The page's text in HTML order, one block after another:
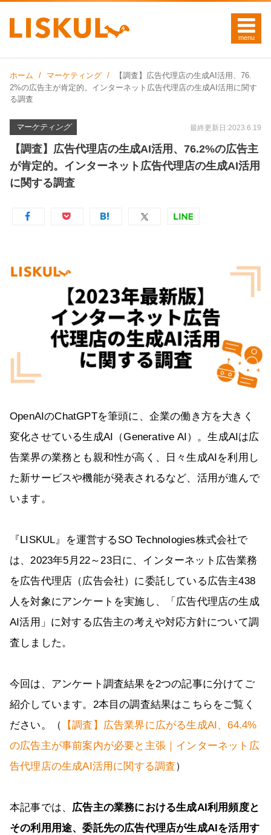
ホーム マーケティング
【調査】広告代理店の生成AI活用、76.
2%の広告主が肯定的。インターネット広告代理店の生成AI活用に関す
る調査
マーケティング 最終更新日:2023.6.19
【調査】広告代理店の生成AI活用、76.2%の広告主
が肯定的。インターネット広告代理店の生成AI活用
に関する調査
OpenAIのChatGPTを筆頭に、企業の働き方を大きく
変化させている生成AI（Generative AI）。生成AIは広
告業界の業務とも親和性が高く、日々生成AIを利用し
た新サービスや機能が発表されるなど、活用が進んで
います。
『LISKUL』を運営するSO Technologies株式会社で
は、2023年5月22～23日に、インターネット広告業務
を広告代理店（広告会社）に委託している広告主438
人を対象にアンケートを実施し、「広告代理店の生成
AI活用」に対する広告主の考えや対応方針について調
査しました。
今回は、アンケート調査結果を2つの記事に分けてご
紹介しています。2本目の調査結果はこちらをご覧く
ださい。（
【調査】広告業界に広がる生成AI、64.4%
の広告主が事前案内が必要と主張｜インターネット広
告代理店の生成AI活用に関する調査）
本記事では、 広告主の業務における生成AI利用頻度と
その利用用途、委託先の広告代理店が生成AIを活用す